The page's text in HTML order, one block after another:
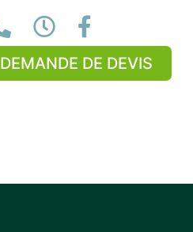
DEMANDE DE DEVIS